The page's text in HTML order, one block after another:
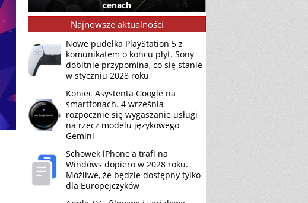
cenach
Najnowsze aktualności
Nowe pudełka PlayStation 5 z
komunikatem o końcu płyt. Sony
dobitnie przypomina, co się stanie
w styczniu 2028 roku
Koniec Asystenta Google na
smartfonach. 4 września
rozpocznie się wygaszanie usługi
na rzecz modelu językowego
Gemini
Schowek iPhone'a trafi na
Windows dopiero w 2028 roku.
Możliwe, że będzie dostępny tylko
dla Europejczyków